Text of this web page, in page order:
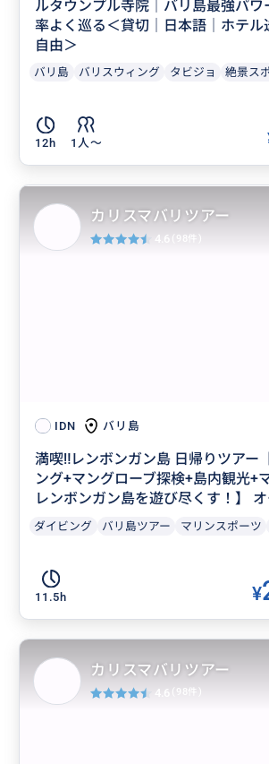
ルタウンプル寺院｜バリ島最強パワ
率よく巡る＜貸切｜日本語｜ホテル
自由＞
バリ島 バリスウィング タビジョ 絶景ス
12h 1人〜
IDN バリ島
満喫‼️レンボンガン島 日帰りツアー
ング+マングローブ探検+島内観光+
レンボンガン島を遊び尽くす！】
ダイビング バリ島ツアー マリンスポーツ
11.5h ¥
カリスマバリツアー
4.6 (98件)
カリスマバリツアー
4.6 (98件)